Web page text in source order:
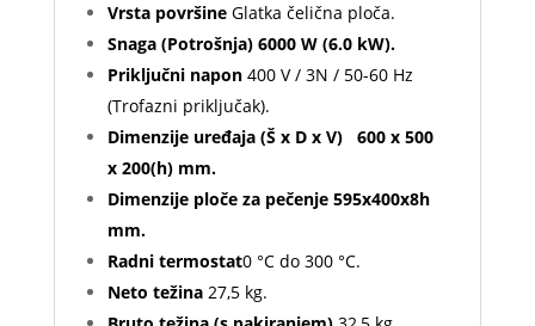
Vrsta površine Glatka čelična ploča.
Snaga (Potrošnja) 6000 W (6.0 kW).
Priključni napon 400 V / 3N / 50-60 Hz
(Trofazni priključak).
Dimenzije uređaja (Š x D x V) 600 x 500
x 200(h) mm.
Dimenzije ploče za pečenje 595x400x8h
mm.
Radni termostat0 °C do 300 °C.
Neto težina 27,5 kg.